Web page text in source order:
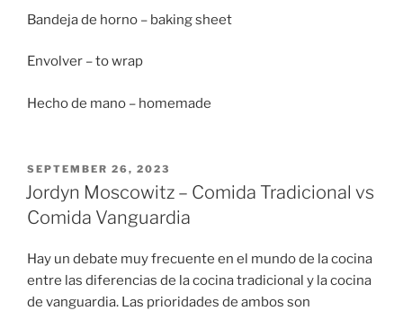
Bandeja de horno – baking sheet
Envolver – to wrap
Hecho de mano – homemade
POSTED
ON
SEPTEMBER 26, 2023
Jordyn Moscowitz – Comida Tradicional vs
Comida Vanguardia
Hay un debate muy frecuente en el mundo de la cocina
entre las diferencias de la cocina tradicional y la cocina
de vanguardia. Las prioridades de ambos son